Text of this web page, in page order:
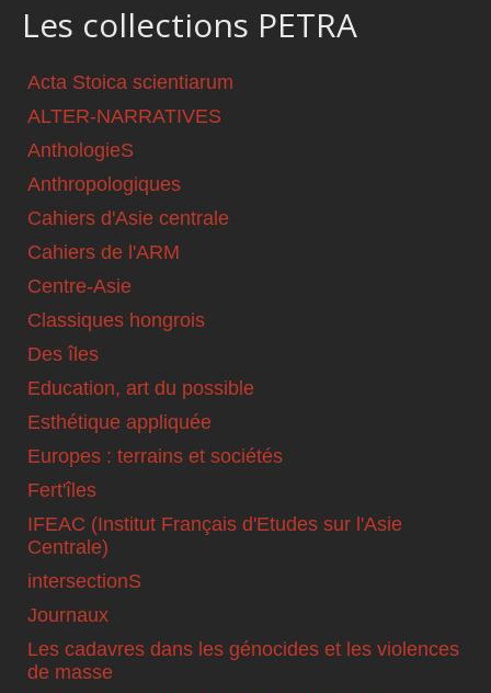
Les collections PETRA
Acta Stoica scientiarum
ALTER-NARRATIVES
AnthologieS
Anthropologiques
Cahiers d'Asie centrale
Cahiers de l'ARM
Centre-Asie
Classiques hongrois
Des îles
Education, art du possible
Esthétique appliquée
Europes : terrains et sociétés
Fert'îles
IFEAC (Institut Français d'Etudes sur l'Asie
Centrale)
intersectionS
Journaux
Les cadavres dans les génocides et les violences
de masse